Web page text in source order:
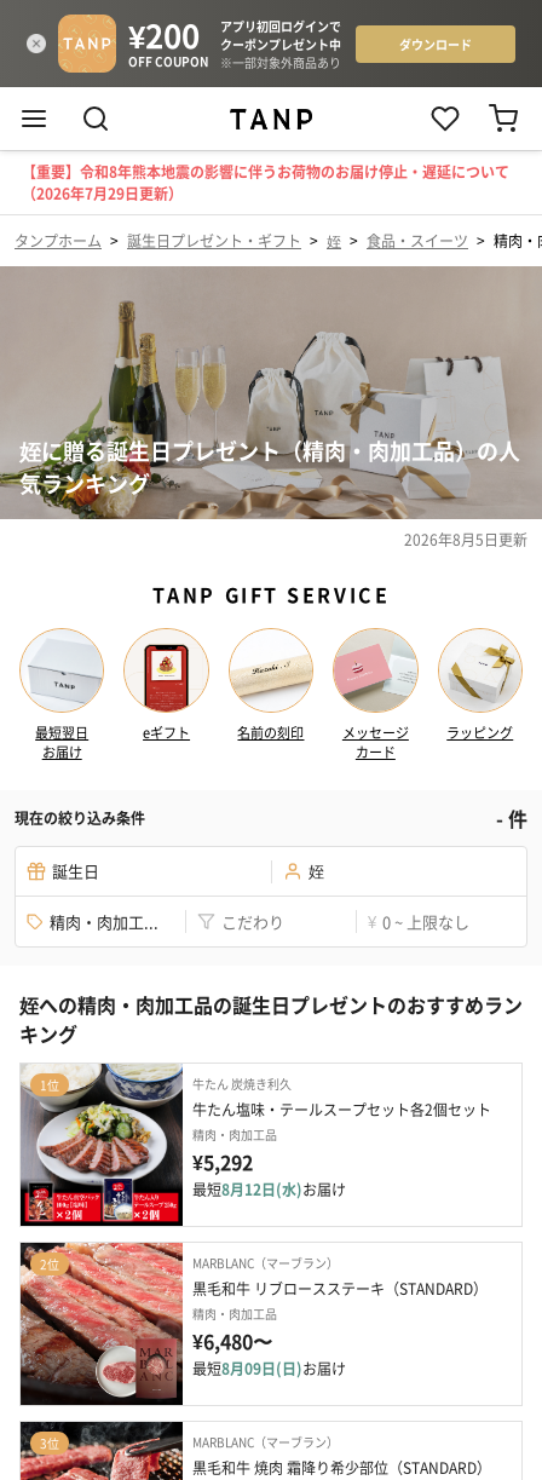
【重要】令和8年熊本地震の影響に伴うお荷物のお届け停止・遅延について
（2026年7月29日更新）
タンプホーム > 誕生日プレゼント・ギフト > 姪 > 食品・スイーツ > 精肉・
姪に贈る誕生日プレゼント（精肉・肉加工品）の人
気ランキング
2026年8月5日更新
TANP GIFT SERVICE
最短翌日
お届け
eギフト 名前の刻印
メッセージ
カード
ラッピング
現在の絞り込み条件 -件
誕生日 姪
精肉・肉加工... こだわり ¥ 0 ~ 上限なし
姪への精肉・肉加工品の誕生日プレゼントのおすすめラン
キング
1位 牛たん 炭焼き利久
牛たん塩味・テールスープセット各2個セット
精肉・肉加工品
¥5,292
最短8月12日(水)お届け
2位 MARBLANC（マーブラン）
黒毛和牛 リブロースステーキ（STANDARD）
精肉・肉加工品
¥6,480〜
最短8月09日(日)お届け
3位 MARBLANC（マーブラン）
黒毛和牛 焼肉 霜降り希少部位（STANDARD）